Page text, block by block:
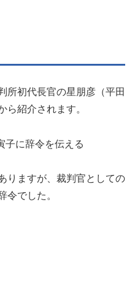
所初代長官の星朋彦（平田
ら紹介されます。
子に辞令を伝える
りますが、裁判官としての
令でした。